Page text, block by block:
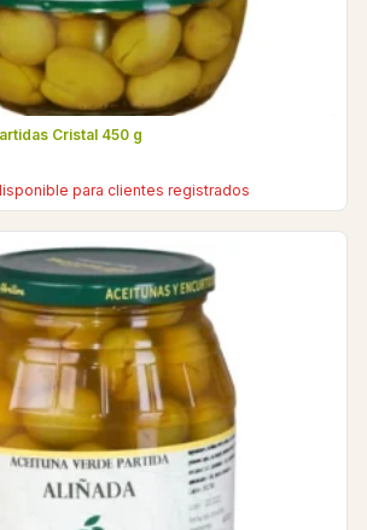
Cristal 450 g
para clientes registrados